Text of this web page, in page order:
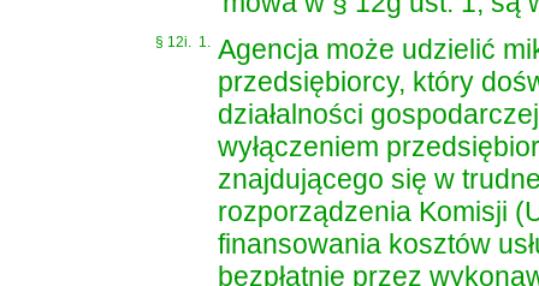
§ 12i. 1. Agencja może udzielić
przedsiębiorcy, który
działalności
wyłączeniem
znajdującego się w
rozporządzenia Komisji
finansowania kosztów
bezpłatnie przez